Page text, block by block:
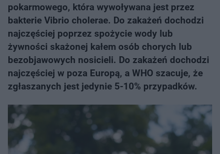
pokarmowego, która wywoływana jest przez
bakterie Vibrio cholerae. Do zakażeń dochodzi
najczęściej poprzez spożycie wody lub
żywności skażonej kałem osób chorych lub
bezobjawowych nosicieli. Do zakażeń dochodzi
najczęściej w poza Europą, a WHO szacuje, że
zgłaszanych jest jedynie 5-10% przypadków.